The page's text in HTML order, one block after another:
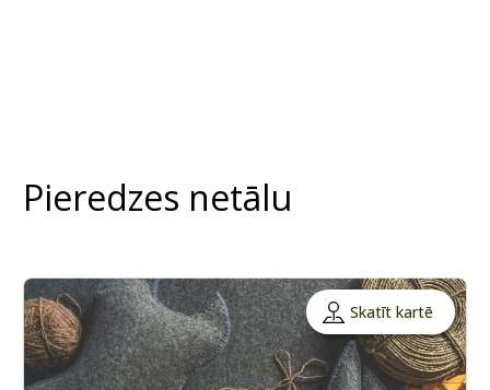
Pieredzes netālu
Skatīt kartē